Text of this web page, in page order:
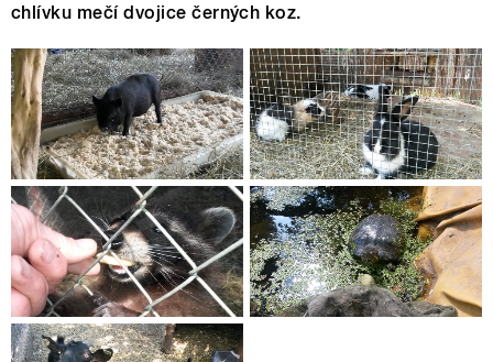
chlívku mečí dvojice černých koz.